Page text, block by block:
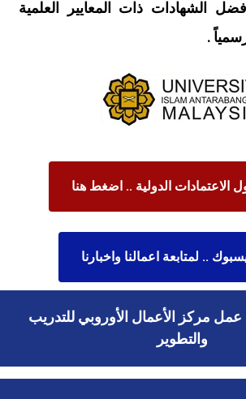
الشهادات ذات المعايير العلمية
.
الاعتمادات الدولية .. اضغط هنا
.. لمتابعة اعمالنا واخبارنا
مركز الأعمال الأوروبي للتدريب
والتطوير